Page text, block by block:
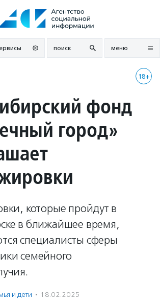
поиск меню
18+
фонд
город»
которые пройдут в
в ближайшее время,
специалисты сферы
семейного
и дети · 18.02.2025